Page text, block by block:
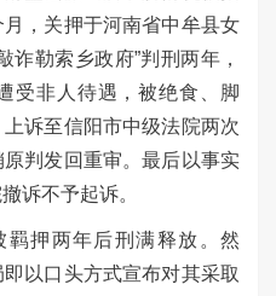
，关押于河南省中牟县女
诈勒索乡政府”判刑两年，
受非人待遇，被绝食、脚
诉至信阳市中级法院两次
判发回重审。最后以事实
诉不予起诉。
押两年后刑满释放。然
以口头方式宣布对其采取